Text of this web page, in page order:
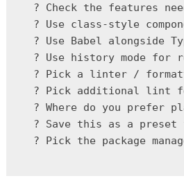
? Check the features
? Use class-style
? Use Babel alongside
? Use history mode for
? Pick a linter /
? Pick additional lint
? Where do you prefer
? Save this as a